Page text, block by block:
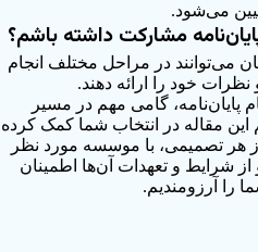
می‌شود.
مشارکت داشته باشم؟
می‌توانند در مراحل مختلف انجام
خود را ارائه دهند.
پایان‌نامه، گامی مهم در مسیر
مقاله در انتخاب شما کمک کرده
هر تصمیمی، با موسسه مورد نظر
شرایط و تعهدات آن‌ها اطمینان
را آرزومندیم.